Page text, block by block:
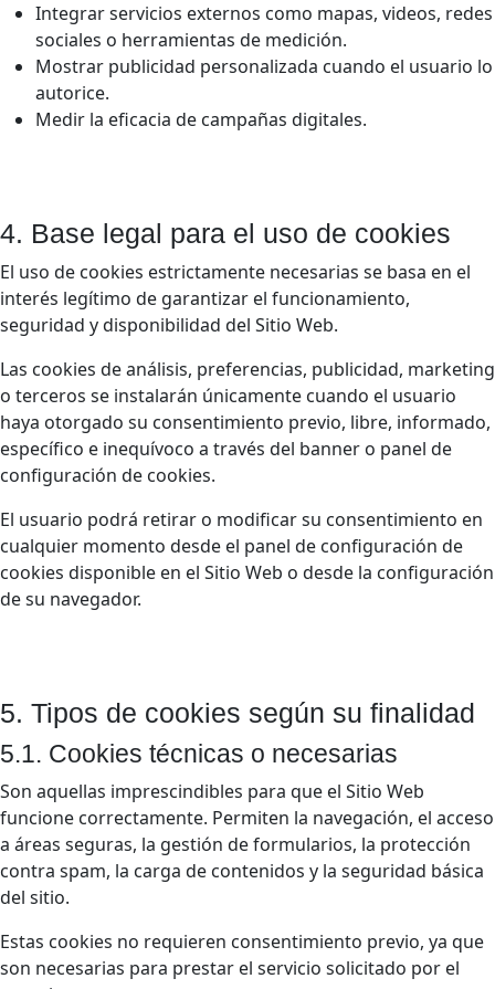
Integrar servicios externos como mapas, videos, redes
sociales o herramientas de medición.
Mostrar publicidad personalizada cuando el usuario lo
autorice.
Medir la eficacia de campañas digitales.
4. Base legal para el uso de cookies
El uso de cookies estrictamente necesarias se basa en el
interés legítimo de garantizar el funcionamiento,
seguridad y disponibilidad del Sitio Web.
Las cookies de análisis, preferencias, publicidad, marketing
o terceros se instalarán únicamente cuando el usuario
haya otorgado su consentimiento previo, libre, informado,
específico e inequívoco a través del banner o panel de
configuración de cookies.
El usuario podrá retirar o modificar su consentimiento en
cualquier momento desde el panel de configuración de
cookies disponible en el Sitio Web o desde la configuración
de su navegador.
5. Tipos de cookies según su finalidad
5.1. Cookies técnicas o necesarias
Son aquellas imprescindibles para que el Sitio Web
funcione correctamente. Permiten la navegación, el acceso
a áreas seguras, la gestión de formularios, la protección
contra spam, la carga de contenidos y la seguridad básica
del sitio.
Estas cookies no requieren consentimiento previo, ya que
son necesarias para prestar el servicio solicitado por el